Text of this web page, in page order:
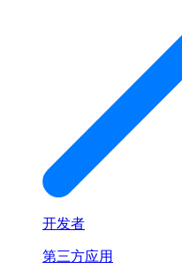
开发者
第三方应用